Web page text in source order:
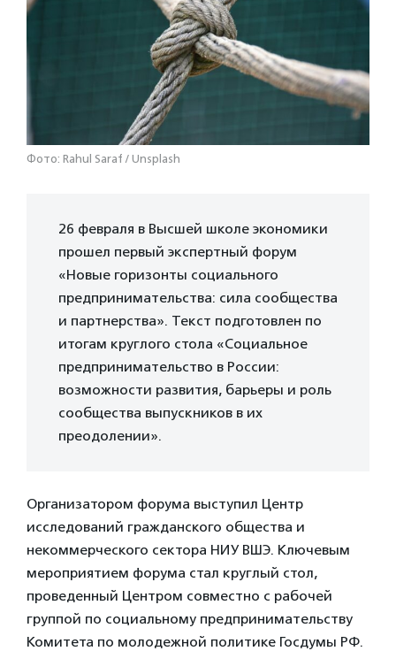
Фото: Rahul Saraf / Unsplash
26 февраля в Высшей школе экономики
прошел первый экспертный форум
«Новые горизонты социального
предпринимательства: сила сообщества
и партнерства». Текст подготовлен по
итогам круглого стола «Социальное
предпринимательство в России:
возможности развития, барьеры и роль
сообщества выпускников в их
преодолении».
Организатором форума выступил Центр
исследований гражданского общества и
некоммерческого сектора НИУ ВШЭ. Ключевым
мероприятием форума стал круглый стол,
проведенный Центром совместно с рабочей
группой по социальному предпринимательству
Комитета по молодежной политике Госдумы РФ.